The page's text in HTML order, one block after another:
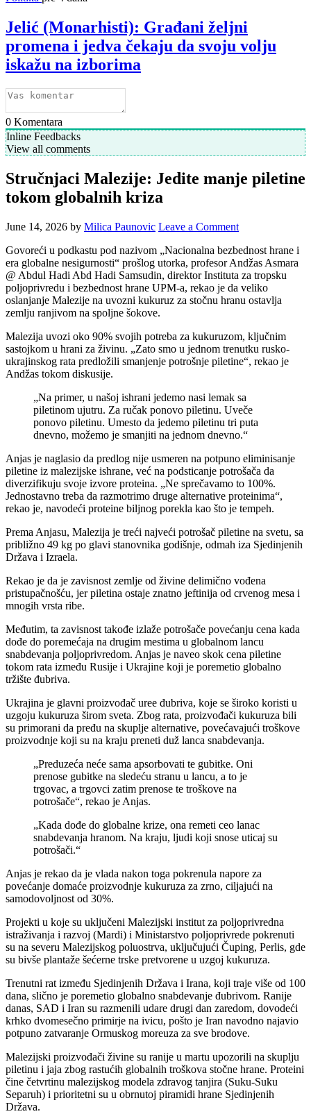
Jelić (Monarhisti): Građani željni
promena i jedva čekaju da svoju volju
iskažu na izborima
0 Komentara
Inline Feedbacks
View all comments
Stručnjaci Malezije: Jedite manje piletine
tokom globalnih kriza
June 14, 2026 by Milica Paunovic Leave a Comment
Govoreći u podkastu pod nazivom „Nacionalna bezbednost hrane i
era globalne nesigurnosti“ prošlog utorka, profesor Andžas Asmara
@ Abdul Hadi Abd Hadi Samsudin, direktor Instituta za tropsku
poljoprivredu i bezbednost hrane UPM-a, rekao je da veliko
oslanjanje Malezije na uvozni kukuruz za stočnu hranu ostavlja
zemlju ranjivom na spoljne šokove.
Malezija uvozi oko 90% svojih potreba za kukuruzom, ključnim
sastojkom u hrani za živinu. „Zato smo u jednom trenutku rusko-
ukrajinskog rata predložili smanjenje potrošnje piletine“, rekao je
Andžas tokom diskusije.
„Na primer, u našoj ishrani jedemo nasi lemak sa
piletinom ujutru. Za ručak ponovo piletinu. Uveče
ponovo piletinu. Umesto da jedemo piletinu tri puta
dnevno, možemo je smanjiti na jednom dnevno.“
Anjas je naglasio da predlog nije usmeren na potpuno eliminisanje
piletine iz malezijske ishrane, već na podsticanje potrošača da
diverzifikuju svoje izvore proteina. „Ne sprečavamo to 100%.
Jednostavno treba da razmotrimo druge alternative proteinima“,
rekao je, navodeći proteine biljnog porekla kao što je tempeh.
Prema Anjasu, Malezija je treći najveći potrošač piletine na svetu, sa
približno 49 kg po glavi stanovnika godišnje, odmah iza Sjedinjenih
Država i Izraela.
Rekao je da je zavisnost zemlje od živine delimično vođena
pristupačnošću, jer piletina ostaje znatno jeftinija od crvenog mesa i
mnogih vrsta ribe.
Međutim, ta zavisnost takođe izlaže potrošače povećanju cena kada
dođe do poremećaja na drugim mestima u globalnom lancu
snabdevanja poljoprivredom. Anjas je naveo skok cena piletine
tokom rata između Rusije i Ukrajine koji je poremetio globalno
tržište đubriva.
Ukrajina je glavni proizvođač uree đubriva, koje se široko koristi u
uzgoju kukuruza širom sveta. Zbog rata, proizvođači kukuruza bili
su primorani da pređu na skuplje alternative, povećavajući troškove
proizvodnje koji su na kraju preneti duž lanca snabdevanja.
„Preduzeća neće sama apsorbovati te gubitke. Oni
prenose gubitke na sledeću stranu u lancu, a to je
trgovac, a trgovci zatim prenose te troškove na
potrošače“, rekao je Anjas.
„Kada dođe do globalne krize, ona remeti ceo lanac
snabdevanja hranom. Na kraju, ljudi koji snose uticaj su
potrošači.“
Anjas je rekao da je vlada nakon toga pokrenula napore za
povećanje domaće proizvodnje kukuruza za zrno, ciljajući na
samodovoljnost od 30%.
Projekti u koje su uključeni Malezijski institut za poljoprivredna
istraživanja i razvoj (Mardi) i Ministarstvo poljoprivrede pokrenuti
su na severu Malezijskog poluostrva, uključujući Čuping, Perlis, gde
su bivše plantaže šećerne trske pretvorene u uzgoj kukuruza.
Trenutni rat između Sjedinjenih Država i Irana, koji traje više od 100
dana, slično je poremetio globalno snabdevanje đubrivom. Ranije
danas, SAD i Iran su razmenili udare drugi dan zaredom, dovodeći
krhko dvomesečno primirje na ivicu, pošto je Iran navodno najavio
potpuno zatvaranje Ormuskog moreuza za sve brodove.
Malezijski proizvođači živine su ranije u martu upozorili na skuplju
piletinu i jaja zbog rastućih globalnih troškova stočne hrane. Proteini
čine četvrtinu malezijskog modela zdravog tanjira (Suku-Suku
Separuh) i prioritetni su u obrnutoj piramidi hrane Sjedinjenih
Država.